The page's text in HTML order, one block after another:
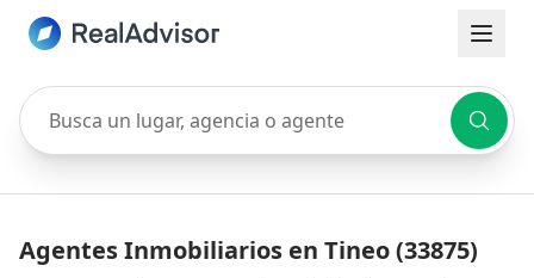
Busca un lugar, agencia o agente
Agentes Inmobiliarios en Tineo (33875)